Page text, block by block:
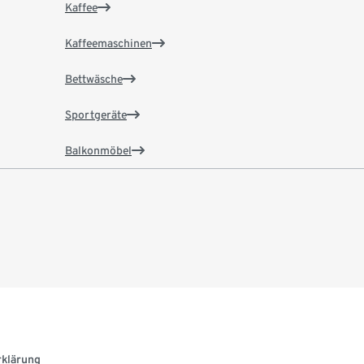
Kaffee
Kaffeemaschinen
Bettwäsche
Sportgeräte
Balkonmöbel